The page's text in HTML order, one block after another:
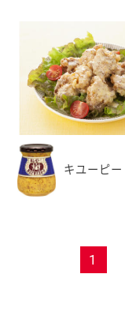
キユーピ
1